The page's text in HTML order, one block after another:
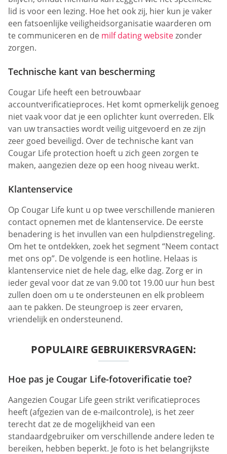
lid is voor een lezing. Hoe het ook zij, hier kun je vaker
een fatsoenlijke veiligheidsorganisatie waarderen om
te communiceren en de milf dating websitezonder
zorgen.
Technische kant van bescherming
Cougar Life heeft een betrouwbaar
accountverificatieproces. Het komt opmerkelijk genoeg
niet vaak voor dat je een oplichter kunt overreden. Elk
van uw transacties wordt veilig uitgevoerd en ze zijn
zeer goed beveiligd. Over de technische kant van
Cougar Life protection hoeft u zich geen zorgen te
maken, aangezien deze op een hoog niveau werkt.
Klantenservice
Op Cougar Life kunt u op twee verschillende manieren
contact opnemen met de klantenservice. De eerste
benadering is het invullen van een hulpdienstregeling.
Om het te ontdekken, zoek het segment “Neem contact
met ons op”. De volgende is een hotline. Helaas is
klantenservice niet de hele dag, elke dag. Zorg er in
ieder geval voor dat ze van 9.00 tot 19.00 uur hun best
zullen doen om u te ondersteunen en elk probleem
aan te pakken. De steungroep is zeer ervaren,
vriendelijk en ondersteunend.
POPULAIRE GEBRUIKERSVRAGEN:
Hoe pas je Cougar Life-fotoverificatie toe?
Aangezien Cougar Life geen strikt verificatieproces
heeft (afgezien van de e-mailcontrole), is het zeer
terecht dat ze de mogelijkheid van een
standaardgebruiker om verschillende andere leden te
bereiken, hebben beperkt. Je foto is het belangrijkste